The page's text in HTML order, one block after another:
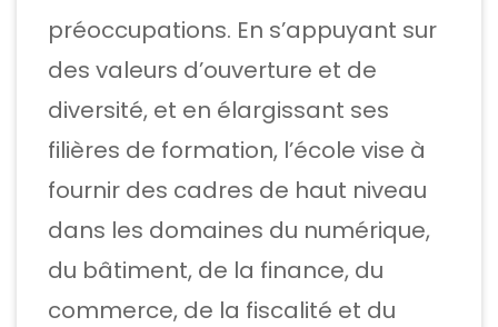
préoccupations. En s’appuyant sur
des valeurs d’ouverture et de
diversité, et en élargissant ses
filières de formation, l’école vise à
fournir des cadres de haut niveau
dans les domaines du numérique,
du bâtiment, de la finance, du
commerce, de la fiscalité et du